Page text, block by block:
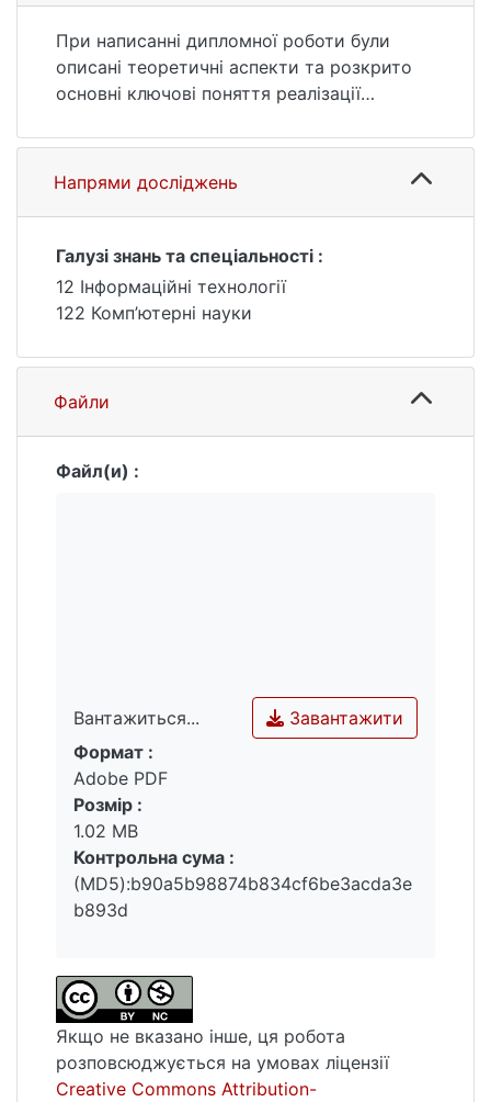
При написанні дипломної роботи були
описані теоретичні аспекти та розкрито
основні ключові поняття реалізації
лікування психіатричних хвороб. Була
вивчена актуальна література, яка
включає в себе статті, книги і новітні
технологій, проаналізовані існуючі аналоги
додатків для діагностики та лікування.
Напрями досліджень
Галузі знань та спеціальності :
12 Інформаційні технології
122 Комп’ютерні науки
Файли
Файл(и) :
Вантажиться...
Вантажиться...
Завантажити
Формат :
Adobe PDF
Розмір :
1.02 MB
Контрольна сума :
(MD5):b90a5b98874b834cf6be3acda3e
b893d
Якщо не вказано інше, ця робота
розповсюджується на умовах ліцензії
Creative Commons Attribution-